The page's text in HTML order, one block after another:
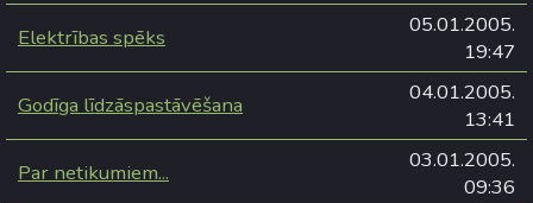
Elektrības spēks
05.01.2005.
19:47
Godīga līdzāspastāvēšana
04.01.2005.
13:41
Par netikumiem...
03.01.2005.
09:36